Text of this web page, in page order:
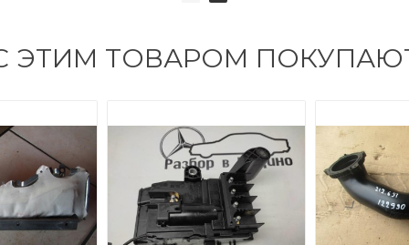
ЭТИМ ТОВАРОМ